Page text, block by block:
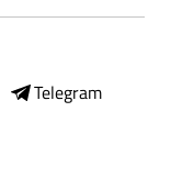
Telegram